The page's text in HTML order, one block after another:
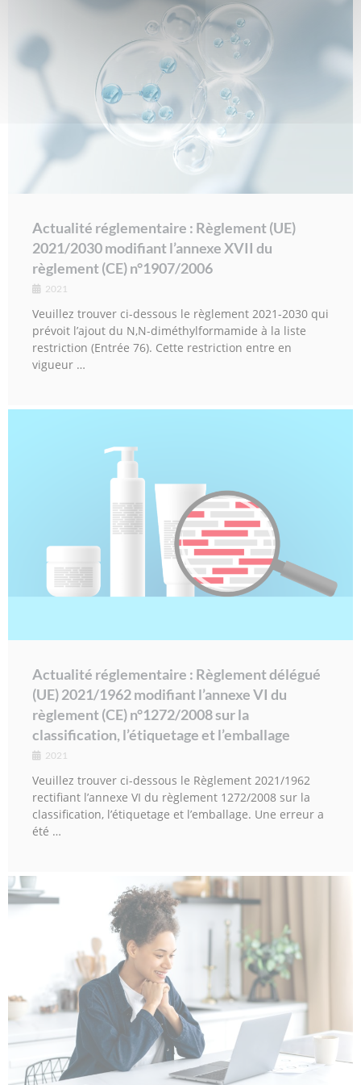
Actualité réglementaire : Règlement (UE)
2021/2030 modifiant l’annexe XVII du
règlement (CE) n°1907/2006
2021
Veuillez trouver ci-dessous le règlement 2021-2030 qui
prévoit l’ajout du N,N-diméthylformamide à la liste
restriction (Entrée 76). Cette restriction entre en
vigueur …
Actualité réglementaire : Règlement délégué
(UE) 2021/1962 modifiant l’annexe VI du
règlement (CE) n°1272/2008 sur la
classification, l’étiquetage et l’emballage
2021
Veuillez trouver ci-dessous le Règlement 2021/1962
rectifiant l’annexe VI du règlement 1272/2008 sur la
classification, l’étiquetage et l’emballage. Une erreur a
été …